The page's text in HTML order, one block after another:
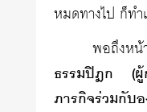
หมดทางไป ก็ทำ
พอถึงหน้
ธรรมปิฎก (ผู้
ภารกิจร่วมกับ